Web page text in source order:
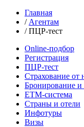
Главная
/ Агентам
/ПЦР-тест
Online-подбор
Регистрация
ПЦР-тест
Страхование от
Бронирование и
ETM-cистема
Страны и отели
Инфотуры
Визы